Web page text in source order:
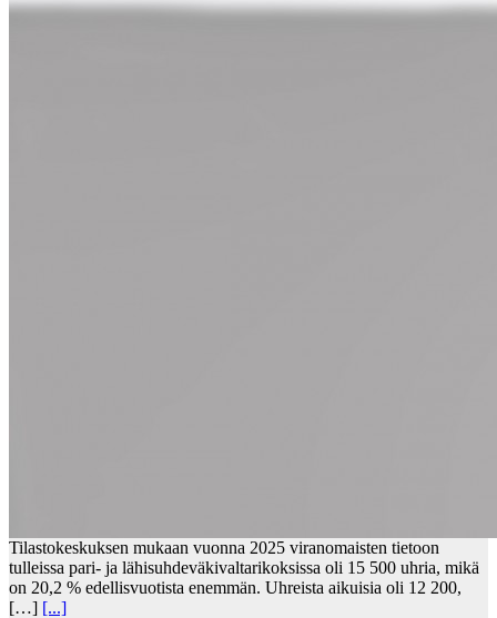
Tilastokeskuksen mukaan vuonna 2025 viranomaisten tietoon
tulleissa pari- ja lähisuhdeväkivaltarikoksissa oli 15 500 uhria, mikä
on 20,2 % edellisvuotista enemmän. Uhreista aikuisia oli 12 200,
[…] [...]